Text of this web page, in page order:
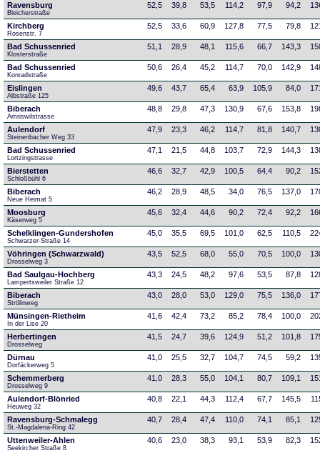
Ravensburg
Bleicherstraße
52,5 39,8 53,5 114,2 97,9 94,2
Kirchberg
Rosenstr. 7
52,5 33,6 60,9 127,8 77,5 79,8
Bad Schussenried
Klosterstraße
51,1 28,9 48,1 115,6 66,7 143,3
Bad Schussenried
Konradstraße
50,6 26,4 45,2 114,7 70,0 142,9
Eislingen
Albstraße 125
49,6 43,7 65,4 63,9 105,9 84,0
Biberach
Amriswilstrasse
48,8 29,8 47,3 130,9 67,6 153,8
Aulendorf
Steinenbacher Weg 33
47,9 23,3 46,2 114,7 81,8 140,7
Bad Schussenried
Lortzingstrasse
47,1 21,5 44,8 103,7 72,9 144,3
Bierstetten
Schloßbühl 6
46,6 32,7 42,9 100,5 64,4 90,2
Biberach
Neue Heimat 5
46,2 28,9 48,5 34,0 76,5 137,0
Moosburg
Käserweg 5
45,6 32,4 44,6 90,2 72,4 92,2
Schelklingen-Gundershofen
Schwarzer-Straße 14
45,0 35,5 69,5 101,0 62,5 110,5
Vöhringen (Schwarzwald)
Drosselweg 3
43,5 52,5 68,0 55,0 70,5 100,0
Bad Saulgau-Hochberg
Lampertsweiler Straße 12
43,3 24,5 48,2 97,6 53,5 87,8
Biberach
Strölinweg
43,0 28,0 53,0 129,0 75,5 136,0
Münsingen-Rietheim
In der Lise 20
41,6 42,4 73,2 85,2 78,4 100,0
Herbertingen
Drosselweg
41,5 24,7 39,6 124,9 51,2 101,8
Dürnau
Dorfäckerweg 5
41,0 25,5 32,7 104,7 74,5 59,2
Schemmerberg
Drosselweg 9
41,0 28,3 55,0 104,1 80,7 109,1
Aulendorf-Blönried
Heuweg 32
40,8 22,1 44,3 112,4 67,7 145,5
Ravensburg-Schmalegg
St.-Magdalena-Ring 42
40,7 28,4 47,4 110,0 74,1 85,1
Uttenweiler-Ahlen
Seekircher Straße 8
40,6 23,0 38,3 93,1 53,9 82,3